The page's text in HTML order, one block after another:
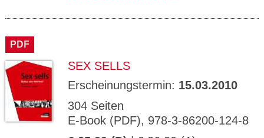
PDF
SEX SELLS
Erscheinungstermin: 15.03.2010
304 Seiten
E-Book (PDF), 978-3-86200-124-8